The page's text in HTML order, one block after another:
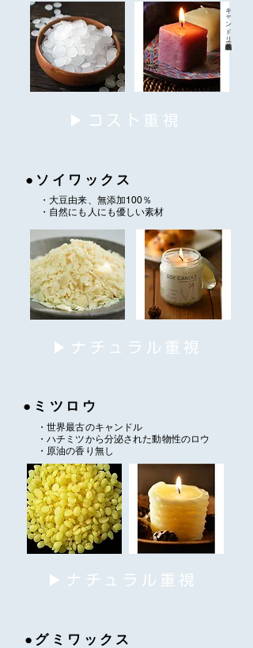
​キャンドリー既製品作品例
▶コスト重視
●ソイワックス
・大豆由来、無添加100％
​・自然にも人にも優しい素材
▶ナチュラル重視
●ミツロウ
・世界最古のキャンドル
​・ハチミツから分泌された動物性のロウ
​・原油の香り無し
▶ナチュラル重視
●グミワックス